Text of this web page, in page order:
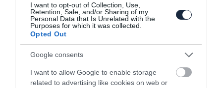
I want to opt-out of Collection, Use,
Retention, Sale, and/or Sharing of my
Personal Data that Is Unrelated with the
Purposes for which it was collected.
Opted Out
Google consents
I want to allow Google to enable storage
related to advertising like cookies on web or
Félmillió Leaf-nél tart a Nissan